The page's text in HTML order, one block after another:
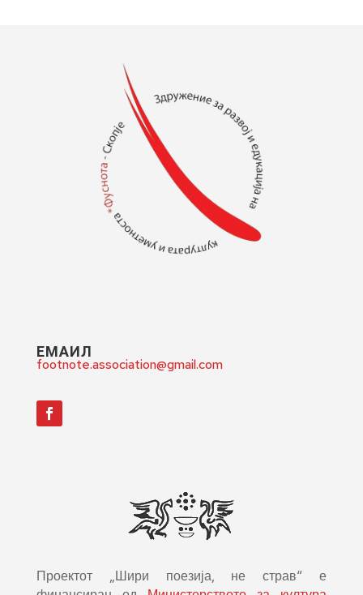
ЕМАИЛ
footnote.association@gmail.com
Проектот „Шири поезија, не страв“ е